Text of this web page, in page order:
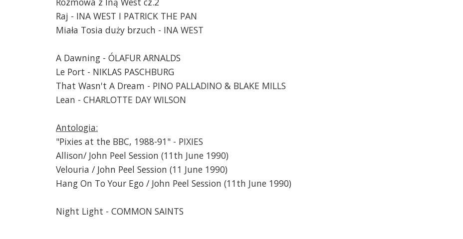
Raj - INA WEST I PATRICK THE PAN
Miała Tosia duży brzuch - INA WEST
A Dawning - ÓLAFUR ARNALDS
Le Port - NIKLAS PASCHBURG
That Wasn't A Dream - PINO PALLADINO & BLAKE MILLS
Lean - CHARLOTTE DAY WILSON
Antologia:
"Pixies at the BBC, 1988-91" - PIXIES
Allison/ John Peel Session (11th June 1990)
Velouria / John Peel Session (11 June 1990)
Hang On To Your Ego / John Peel Session (11th June 1990)
Night Light - COMMON SAINTS